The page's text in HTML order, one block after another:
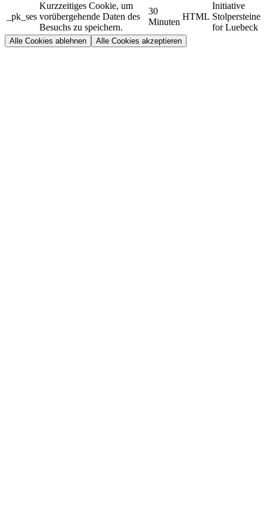
_pk_ses
Kurzzeitiges Cookie, um
vorübergehende Daten des
Besuchs zu speichern.
30
Minuten
HTML
Initiative
Stolpersteine
for Luebeck
Alle Cookies ablehnen Alle Cookies akzeptieren